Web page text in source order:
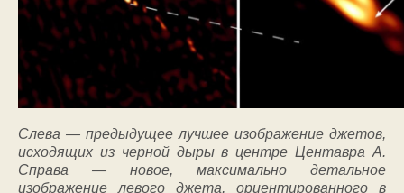
Слева — предыдущее лучшее изображение джетов,
исходящих из черной дыры в центре Центавра А.
Справа — новое, максимально детальное
изображение левого джета, ориентированного в